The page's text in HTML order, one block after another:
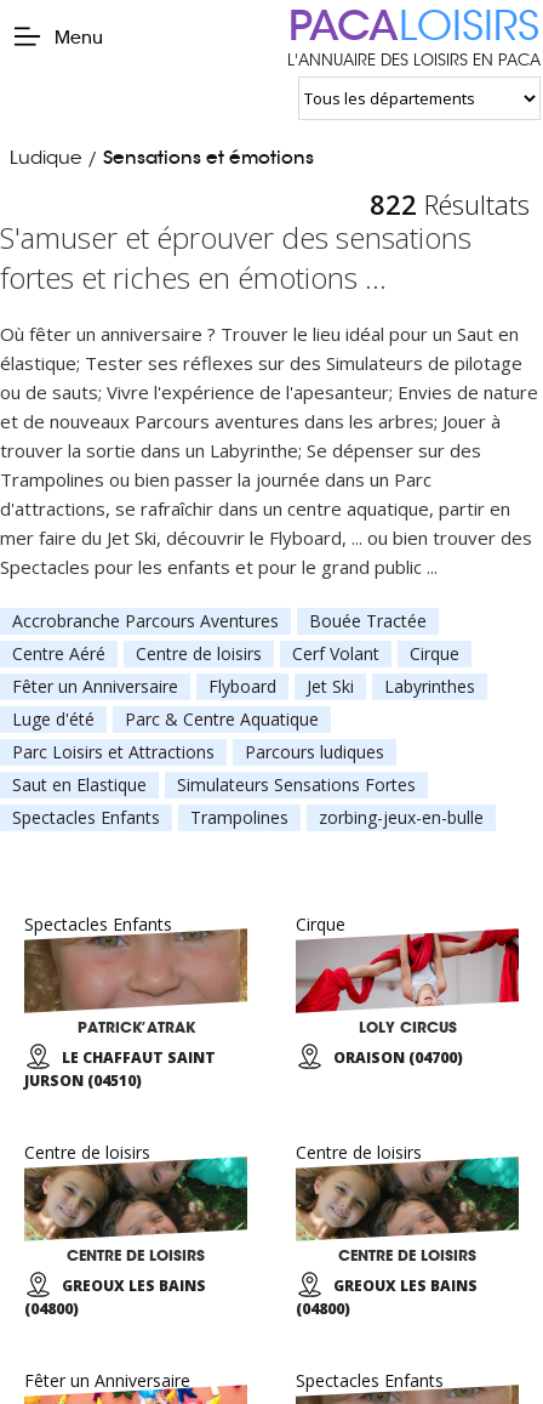
Menu PACALOISIRS
L'ANNUAIRE DES LOISIRS EN PACA
Ludique / Sensations et émotions
822 Résultats
S'amuser et éprouver des sensations
fortes et riches en émotions ...
Où fêter un anniversaire ? Trouver le lieu idéal pour un Saut en
élastique; Tester ses réflexes sur des Simulateurs de pilotage
ou de sauts; Vivre l'expérience de l'apesanteur; Envies de nature
et de nouveaux Parcours aventures dans les arbres; Jouer à
trouver la sortie dans un Labyrinthe; Se dépenser sur des
Trampolines ou bien passer la journée dans un Parc
d'attractions, se rafraîchir dans un centre aquatique, partir en
mer faire du Jet Ski, découvrir le Flyboard, ... ou bien trouver des
Spectacles pour les enfants et pour le grand public ...
Accrobranche Parcours Aventures
Bouée Tractée
Centre Aéré
Centre de loisirs Cerf Volant
Cirque
Fêter un Anniversaire
Flyboard Jet Ski
Labyrinthes
Luge d'été
Parc & Centre Aquatique
Parc Loisirs et Attractions
Parcours ludiques
Saut en Elastique
Simulateurs Sensations Fortes
Spectacles Enfants
Trampolines zorbing-jeux-en-bulle
Spectacles Enfants
PATRICK’ATRAK
LE CHAFFAUT SAINT
JURSON (04510)
Cirque
LOLY CIRCUS
ORAISON (04700)
Centre de loisirs
CENTRE DE LOISIRS
GREOUX LES BAINS
(04800)
Centre de loisirs
CENTRE DE LOISIRS
GREOUX LES BAINS
(04800)
Fêter un Anniversaire Spectacles Enfants